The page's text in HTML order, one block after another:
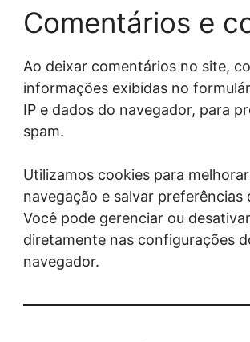
Comentários e
Ao deixar comentários no site,
informações exibidas no
IP e dados do navegador, para
spam.
Utilizamos cookies para
navegação e salvar preferências
Você pode gerenciar ou
diretamente nas configurações
navegador.